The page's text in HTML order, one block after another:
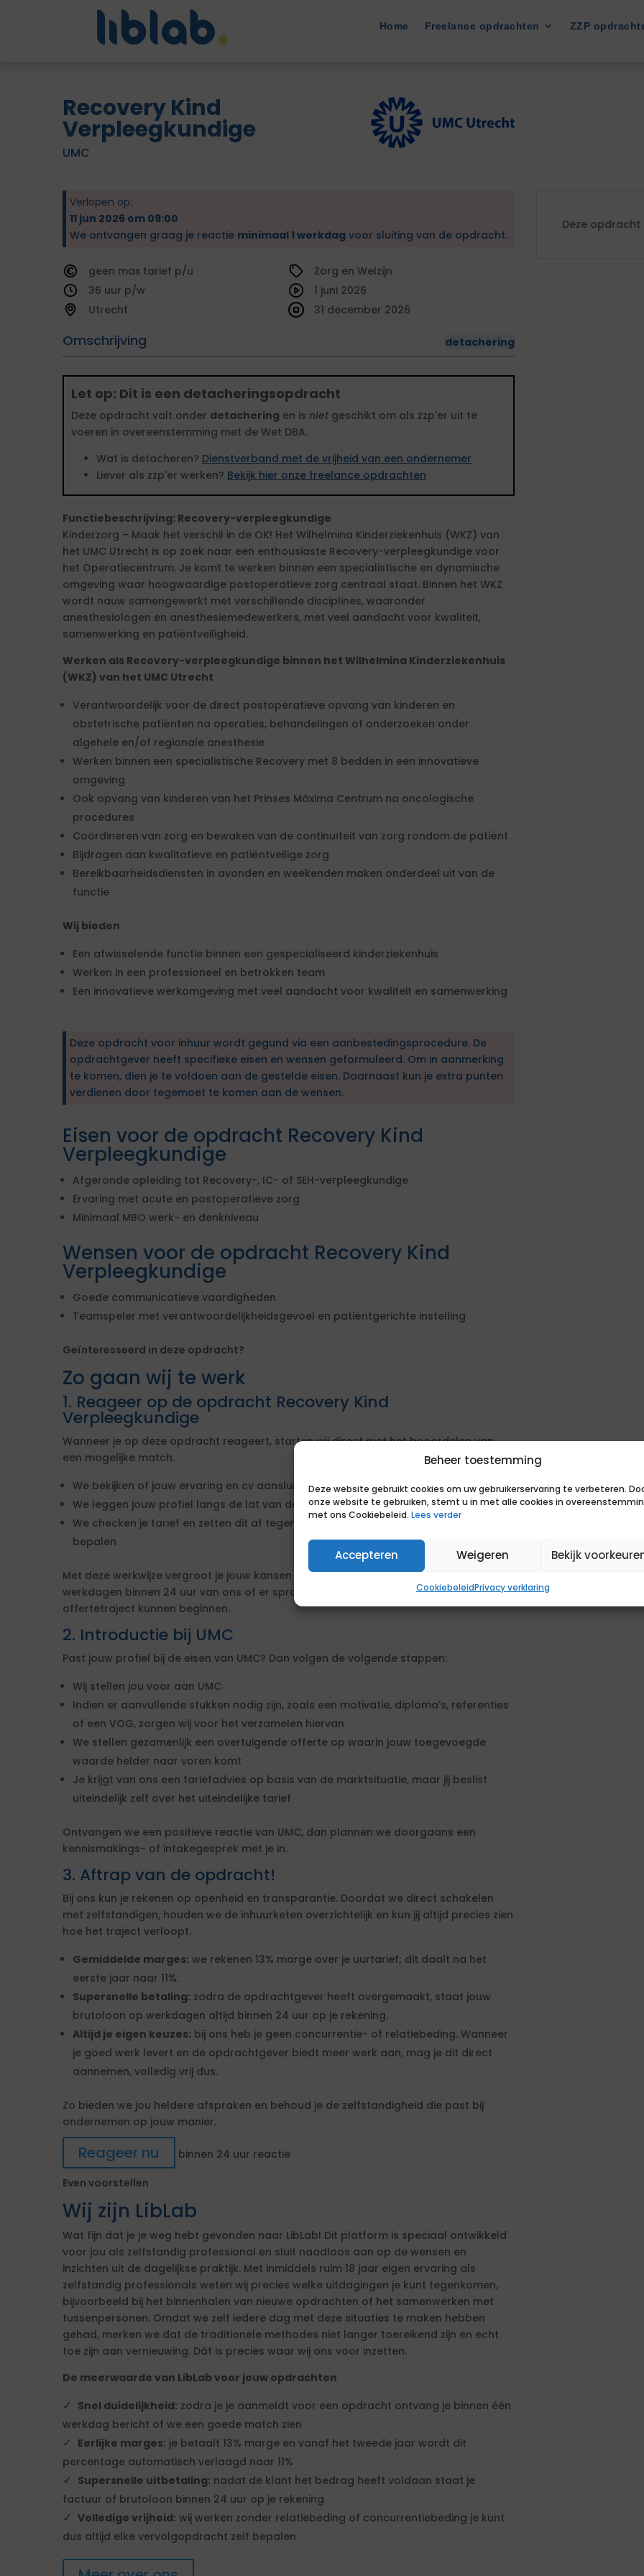
Beheer toestemming
Deze website gebruikt cookies om uw gebruikerservaring te verbeteren.
onze website te gebruiken, stemt u in met alle cookies in
met ons Cookiebeleid. Lees verder
Accepteren Weigeren Bekijk
CookiebeleidPrivacy verklaring
Home Freelance opdrachten ZZP
Recovery Kind
Verpleegkundige
UMC
Verlopen op:
11 jun 2026 om 09:00
We ontvangen graag je reactie minimaal 1 werkdag voor sluiting van de opdracht.
geen
tarief
36
Utrecht
Zorg en Welzijn
Omschrijving detachering
1 juni 2026
31 december 2026
Let op: Dit is een detacheringsopdracht
Deze opdracht valt onder detachering en is niet geschikt om als zzp'er uit te
voeren in overeenstemming met de Wet DBA.
Wat is detacheren? Dienstverband met de vrijheid van een ondernemer
Liever als zzp'er werken? Bekijk hier onze freelance opdrachten
Functiebeschrijving: Recovery-verpleegkundige
Kinderzorg – Maak het verschil in de OK! Het Wilhelmina Kinderziekenhuis (WKZ) van
het UMC Utrecht is op zoek naar een enthousiaste Recovery-verpleegkundige voor
het Operatiecentrum. Je komt te werken binnen een specialistische en dynamische
omgeving waar hoogwaardige postoperatieve zorg centraal staat. Binnen het WKZ
wordt nauw samengewerkt met verschillende disciplines, waaronder
anesthesiologen en anesthesiemedewerkers, met veel aandacht voor kwaliteit,
samenwerking en patiëntveiligheid.
Werken als Recovery-verpleegkundige binnen het Wilhelmina Kinderziekenhuis
(WKZ) van het UMC Utrecht
Verantwoordelijk voor de direct postoperatieve opvang van kinderen en
obstetrische patiënten na operaties, behandelingen of onderzoeken onder
algehele en/of regionale anesthesie
Werken binnen een specialistische Recovery met 8 bedden in een innovatieve
omgeving
Ook opvang van kinderen van het Prinses Máxima Centrum na oncologische
procedures
Coördineren van zorg en bewaken van de continuïteit van zorg rondom de patiënt
Bijdragen aan kwalitatieve en patiëntveilige zorg
Bereikbaarheidsdiensten in avonden en weekenden maken onderdeel uit van de
functie
Wij bieden
Een afwisselende functie binnen een gespecialiseerd kinderziekenhuis
Werken in een professioneel en betrokken team
Een innovatieve werkomgeving met veel aandacht voor kwaliteit en samenwerking
Deze opdracht voor inhuur wordt gegund via een aanbestedingsprocedure. De
opdrachtgever heeft specifieke eisen en wensen geformuleerd. Om in aanmerking
te komen, dien je te voldoen aan de gestelde eisen. Daarnaast kun je extra punten
verdienen door tegemoet te komen aan de wensen.
Eisen voor de opdracht Recovery Kind
Verpleegkundige
Afgeronde opleiding tot Recovery-, IC- of SEH-verpleegkundige
Ervaring met acute en postoperatieve zorg
Minimaal MBO werk- en denkniveau
Wensen voor de opdracht Recovery Kind
Verpleegkundige
Goede communicatieve vaardigheden
Teamspeler met verantwoordelijkheidsgevoel en patiëntgerichte instelling
Geïnteresseerd in deze opdracht?
Zo gaan wij te werk
1. Reageer op de opdracht Recovery Kind
Verpleegkundige
Wanneer je op deze opdracht reageert, starten wij direct met het beoordelen van
een mogelijke match.
We bekijken of jouw ervaring en cv aansluiten bij de opdracht
We leggen jouw profiel langs de lat van de eisen van de opdrachtgever
We checken je tarief en zetten dit af tegen de actuele markt om je positie te
bepalen
Met deze werkwijze vergroot je jouw kansen op succesvolle bemiddeling. Je hoort op
werkdagen binnen 24 uur van ons of er sprake is van een match en of we samen het
offertetraject kunnen beginnen.
2. Introductie bij UMC
Past jouw profiel bij de eisen van UMC? Dan volgen de volgende stappen:
Wij stellen jou voor aan UMC
Indien er aanvullende stukken nodig zijn, zoals een motivatie, diploma's, referenties
of een VOG, zorgen wij voor het verzamelen hiervan
We stellen gezamenlijk een overtuigende offerte op waarin jouw toegevoegde
waarde helder naar voren komt
Je krijgt van ons een tariefadvies op basis van de marktsituatie, maar jij beslist
uiteindelijk zelf over het uiteindelijke tarief
Ontvangen we een positieve reactie van UMC, dan plannen we doorgaans een
kennismakings- of intakegesprek met je in.
3. Aftrap van de opdracht!
Bij ons kun je rekenen op openheid en transparantie. Doordat we direct schakelen
met zelfstandigen, houden we de inhuurketen overzichtelijk en kun jij altijd precies zien
hoe het traject verloopt.
Gemiddelde marges: we rekenen 13% marge over je uurtarief; dit daalt na het
eerste jaar naar 11%.
Supersnelle betaling: zodra de opdrachtgever heeft overgemaakt, staat jouw
brutoloon op werkdagen altijd binnen 24 uur op je rekening.
Altijd je eigen keuzes: bij ons heb je geen concurrentie- of relatiebeding. Wanneer
je goed werk levert en de opdrachtgever biedt meer werk aan, mag je dit direct
aannemen, volledig vrij dus.
Zo bieden we jou heldere afspraken en behoud je de zelfstandigheid die past bij
ondernemen op jouw manier.
Reageer nu
binnen 24 uur reactie
Even voorstellen
Wij zijn LibLab
Wat fijn dat je je weg hebt gevonden naar LibLab! Dit platform is speciaal ontwikkeld
voor jou als zelfstandig professional en sluit naadloos aan op de wensen en
inzichten uit de dagelijkse praktijk. Met inmiddels ruim 18 jaar eigen ervaring als
zelfstandig professionals weten wij precies welke uitdagingen je kunt tegenkomen,
bijvoorbeeld bij het binnenhalen van nieuwe opdrachten of het samenwerken met
tussenpersonen. Omdat we zelf iedere dag met deze situaties te maken hebben
gehad, merken we dat de traditionele methodes niet langer toereikend zijn en echt
toe zijn aan vernieuwing. Dát is precies waar wij ons voor inzetten.
De meerwaarde van LibLab voor jouw opdrachten
Snel duidelijkheid: zodra je je aanmeldt voor een opdracht ontvang je binnen één
werkdag bericht of we een goede match zien
Eerlijke marges: je betaalt 13% marge en vanaf het tweede jaar wordt dit
percentage automatisch verlaagd naar 11%
Supersnelle uitbetaling: nadat de klant het bedrag heeft voldaan staat je
factuur of brutoloon binnen 24 uur op je rekening
Volledige vrijheid: wij werken zonder relatiebeding of concurrentiebeding je kunt
dus altijd elke vervolgopdracht zelf bepalen
Deze opdracht